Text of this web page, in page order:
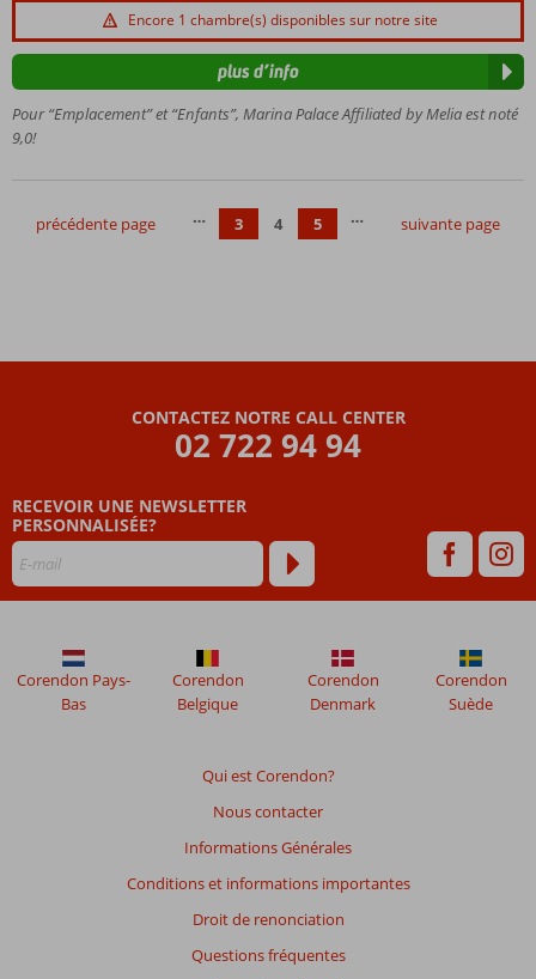
de la
plage
Sky bar avec
vue
Encore 1 chambre(s) disponibles sur notre site
Pour “Emplacement” et “Enfants”, Marina Palace Affiliated by Melia est noté
9,0!
plus d’info
précédente page … 3 4 5 … suivante page
CONTACTEZ NOTRE CALL CENTER
02 722 94 94
RECEVOIR UNE NEWSLETTER
PERSONNALISÉE?
Qui est Corendon?
Nous contacter
Informations Générales
Conditions et informations importantes
Droit de renonciation
Questions fréquentes
Corendon Pays-
Bas
Corendon
Belgique
Corendon
Denmark
Corendon
Suède